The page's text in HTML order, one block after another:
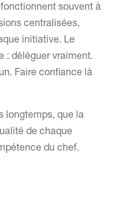
souvent à
centralisées,
initiative. Le
: déléguer vraiment.
Faire confiance là
longtemps, que la
de chaque
du chef.